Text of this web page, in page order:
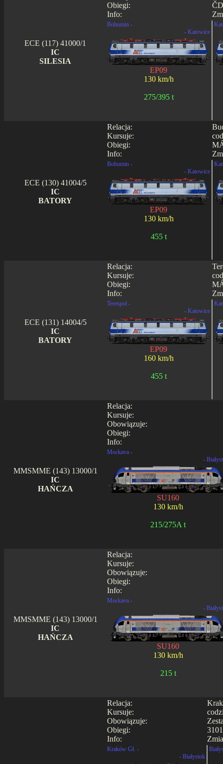
Obiegi:
Info:
ECE (117) 41000/1
IC
SILESIA
Bohumin -
- Katowice
EP09
130 km/h
275/395 t
Relacja:
Kursuje:
Obiegi:
Info:
ECE (130) 41004/5
IC
BATORY
Bohumin -
- Katowice
EP09
130 km/h
455 t
Relacja:
Kursuje:
Obiegi:
Info:
ECE (131) 14004/5
IC
BATORY
Terespol -
- Katowice
EP09
160 km/h
455 t
Relacja:
Kursuje:
Obowiązuje:
Obiegi:
Info:
MMSMME (143) 13000/1
IC
HAŃCZA
Mockava -
-
SU160
130 km/h
215/275A t
Relacja:
Kursuje:
Obowiązuje:
Obiegi:
Info:
MMSMME (143) 13000/1
IC
HAŃCZA
Mockava -
-
SU160
130 km/h
215 t
Relacja:
Kursuje:
Obowiązuje:
Obiegi:
Info:
Kraków Gł. -
- Białystok